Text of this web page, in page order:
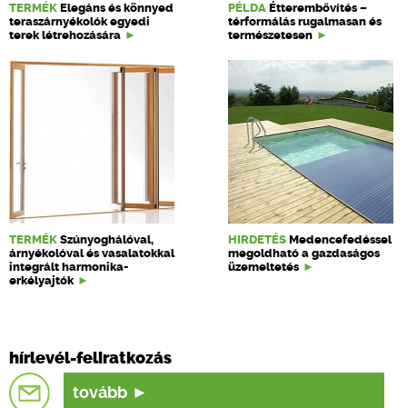
TERMÉK Elegáns és könnyed
teraszárnyékolók egyedi
terek létrehozására
PÉLDA Étterembővítés –
térformálás rugalmasan és
természetesen
TERMÉK Szúnyoghálóval,
árnyékolóval és vasalatokkal
integrált harmonika-
erkélyajtók
HIRDETÉS Medencefedéssel
megoldható a gazdaságos
üzemeltetés
hírlevél-feliratkozás
tovább